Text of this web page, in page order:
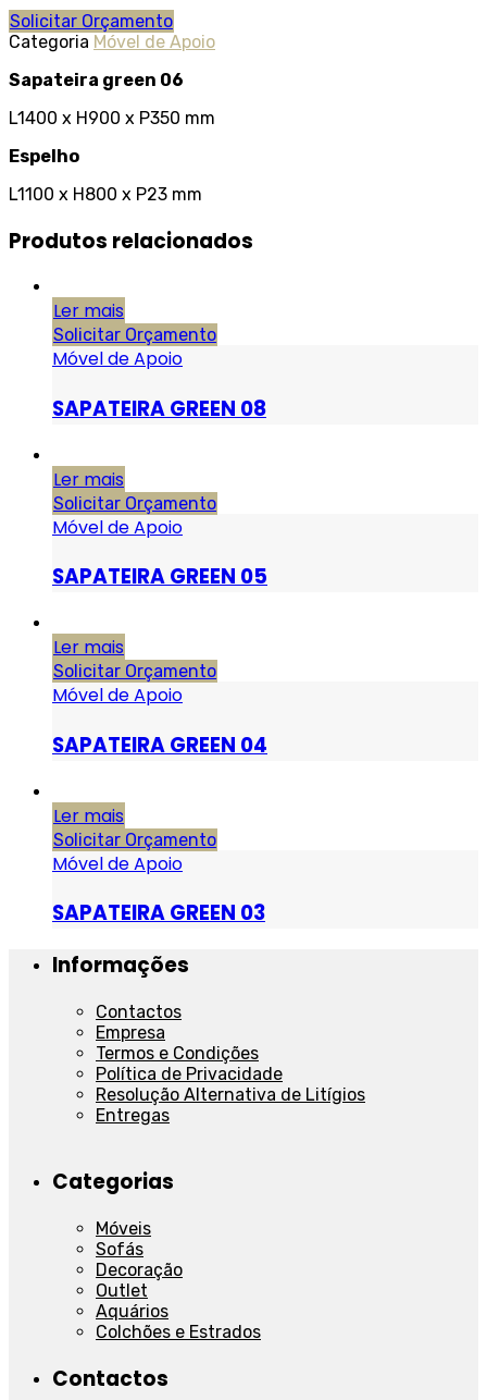
Solicitar Orçamento
Categoria Móvel de Apoio
Sapateira green 06
L1400 x H900 x P350 mm
Espelho
L1100 x H800 x P23 mm
Produtos relacionados
Ler mais
Solicitar Orçamento
Móvel de Apoio
SAPATEIRA GREEN 08
Ler mais
Solicitar Orçamento
Móvel de Apoio
SAPATEIRA GREEN 05
Ler mais
Solicitar Orçamento
Móvel de Apoio
SAPATEIRA GREEN 04
Ler mais
Solicitar Orçamento
Móvel de Apoio
SAPATEIRA GREEN 03
Informações
Contactos
Empresa
Termos e Condições
Política de Privacidade
Resolução Alternativa de Litígios
Entregas
Categorias
Móveis
Sofás
Decoração
Outlet
Aquários
Colchões e Estrados
Contactos